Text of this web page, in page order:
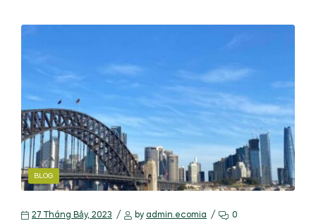
BLOG
27 Tháng Bảy, 2023 by admin.ecomia 0